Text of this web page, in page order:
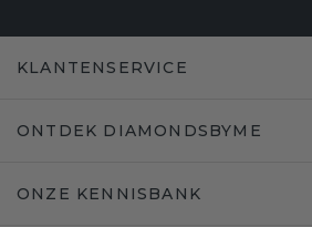
KLANTENSERVICE
ONTDEK DIAMONDSBYME
ONZE KENNISBANK